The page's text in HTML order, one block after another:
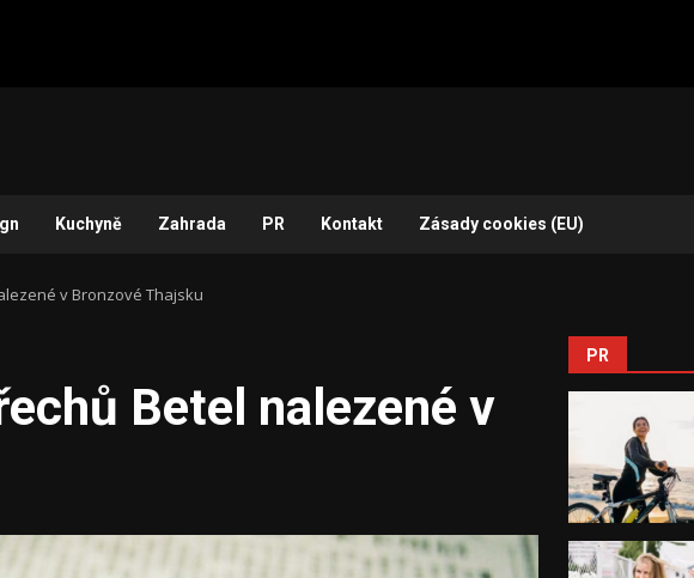
Kuchyně Zahrada PR Kontakt Zásady cookies (EU)
v Bronzové Thajsku
Betel nalezené v
PR